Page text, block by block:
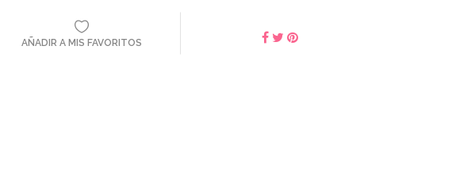
AÑADIR A MIS FAVORITOS